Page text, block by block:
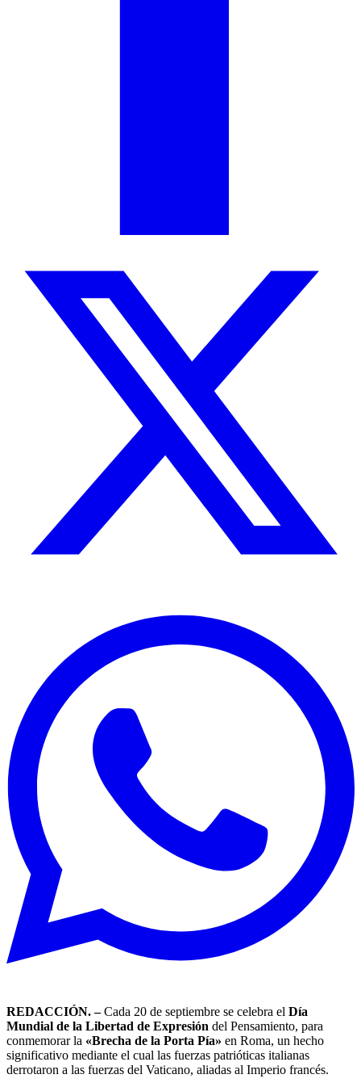
REDACCIÓN. –Cada 20 de septiembre se celebra el Día
Mundial de la Libertad de Expresión del Pensamiento, para
conmemorar la «Brecha de la Porta Pía» en Roma, un hecho
significativo mediante el cual las fuerzas patrióticas italianas
derrotaron a las fuerzas del Vaticano, aliadas al Imperio francés.